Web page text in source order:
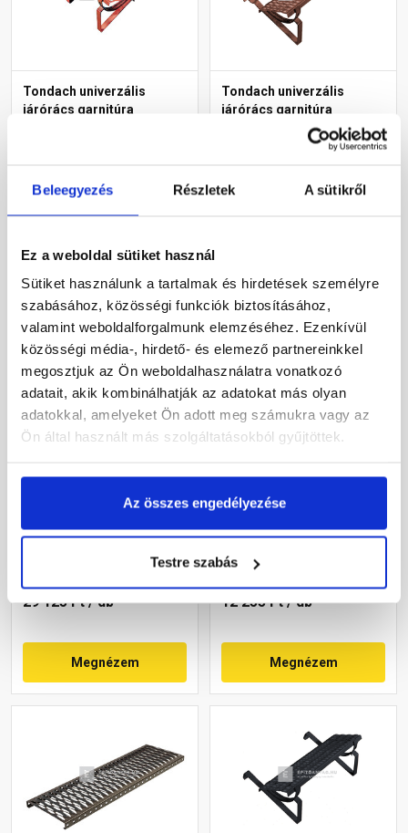
Beleegyezés Részletek A sütikről
Ez a weboldal sütiket használ
Sütiket használunk a tartalmak és hirdetések személyre
szabásához, közösségi funkciók biztosításához,
valamint weboldalforgalmunk elemzéséhez. Ezenkívül
közösségi média-, hirdető- és elemező partnereinkkel
megosztjuk az Ön weboldalhasználatra vonatkozó
adatait, akik kombinálhatják az adatokat más olyan
adatokkal, amelyeket Ön adott meg számukra vagy az
Ön által használt más szolgáltatásokból gyűjtöttek.
Az összes engedélyezése
Testre szabás
Tondach univerzális
járórács garnitúra
30 215 Ft/ db
Tondach univerzális
járórács garnitúra
fejhoronyos cserepekhez
Bramac biztonsági rács
téglavörös 25x80,5 cm
29 125 Ft/ db
Megnézem
Terrán biztonsági járórács
barna 40 cm
12 255 Ft/ db
Megnézem